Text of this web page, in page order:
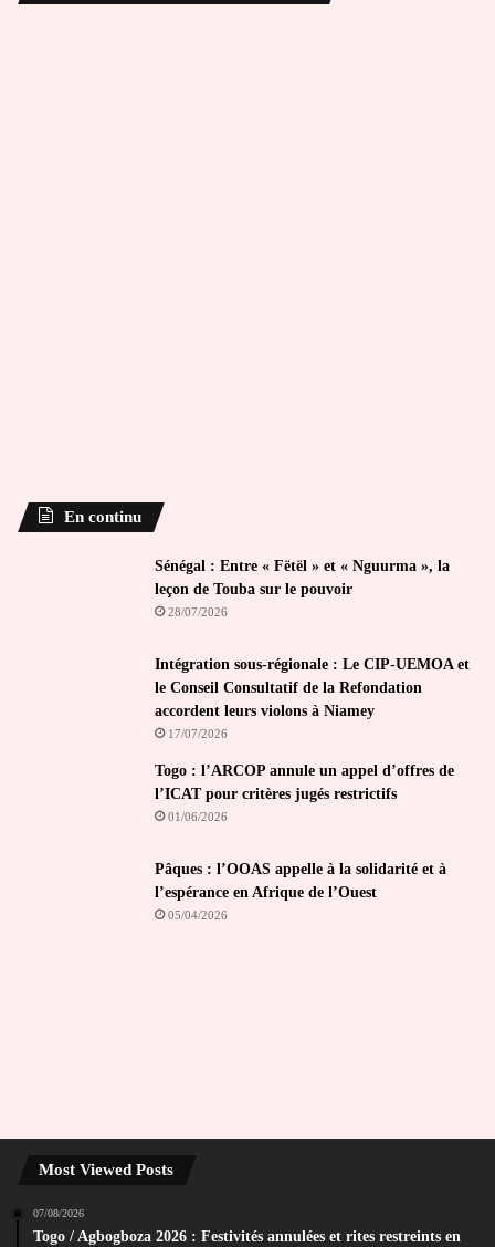
En continu
Sénégal : Entre « Fëtël » et « Nguurma », la
leçon de Touba sur le pouvoir
28/07/2026
Intégration sous-régionale : Le CIP-UEMOA et
le Conseil Consultatif de la Refondation
accordent leurs violons à Niamey
17/07/2026
Togo : l’ARCOP annule un appel d’offres de
l’ICAT pour critères jugés restrictifs
01/06/2026
Pâques : l’OOAS appelle à la solidarité et à
l’espérance en Afrique de l’Ouest
05/04/2026
Most Viewed Posts
07/08/2026
Togo / Agbogboza 2026 : Festivités annulées et rites restreints en